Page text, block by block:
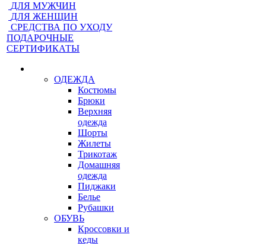
ДЛЯ МУЖЧИН
ДЛЯ ЖЕНЩИН
CРЕДСТВА ПО УХОДУ
ПОДАРОЧНЫЕ
СЕРТИФИКАТЫ
ОДЕЖДА
Костюмы
Брюки
Верхняя
одежда
Шорты
Жилеты
Трикотаж
Домашняя
одежда
Пиджаки
Белье
Рубашки
ОБУВЬ
Кроссовки и
кеды